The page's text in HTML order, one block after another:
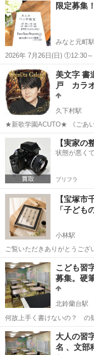
限定募集
みなと元町駅
2026年 7月26日(日) ①12:30～
ン字レッスンあります。 場所 イベントスペース ナギサンボ 地下鉄み
なと元町駅か
兵庫 神戸市 みなと
美文字 書道 丹波 丹波篠山 西脇 三田 神
戸 カラ
久下村駅
★新歌学園ACUTO★ 《ごあ
があります。しかし、本格的
ーカルスクースがほとんど
たいと強く願っている方や、
兵庫 丹波市 久下村駅
【実家の
状態が悪く
プリフラ
【宝塚市
「子ども
小林駅
ご覧いただきありがとうございます✿ 筆をもとう。 あ
じっくりと。 宝塚市千種（小林駅周辺）に新しくオープンした、子ど
ものための書道教室「ひだまり墨花
規...
兵庫 宝塚市 小林駅
こども習
募集。硬
北鈴蘭台駅
何故上手く書けないの？ の
がら丁寧に指導しております
鉛筆の持ち方から丁寧に指導
筆、毛筆の段級位取得はもち
兵庫 神戸市 北鈴蘭
大人の習
名 、文部